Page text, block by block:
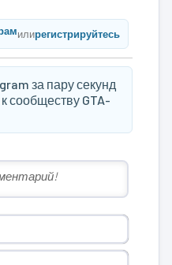
илирегистрируйтесь
за пару секунд
сообществу GTA-
Имя*
Email*